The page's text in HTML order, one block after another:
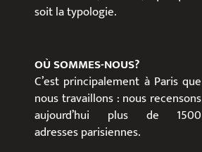
soit la typologie.
OÙ SOMMES-NOUS?
C’est principalement à Paris que
nous travaillons : nous recensons
aujourd’hui plus de 1500
adresses parisiennes.